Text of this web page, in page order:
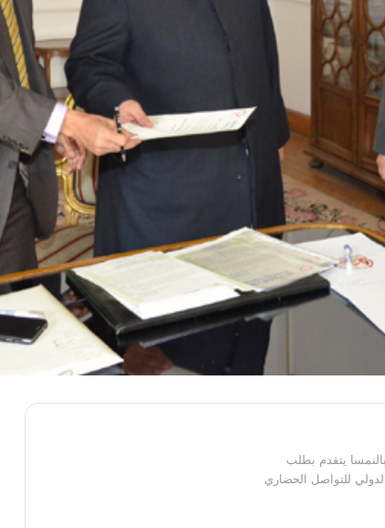
يتقدم بطلب
للتواصل الحضاري